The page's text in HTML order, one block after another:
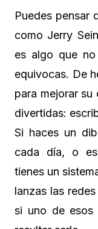
Puedes pensar
como Jerry
es algo que
equivocas. De
para mejorar su
divertidas:
Si haces un
cada día, o
tienes un
lanzas las
si uno de